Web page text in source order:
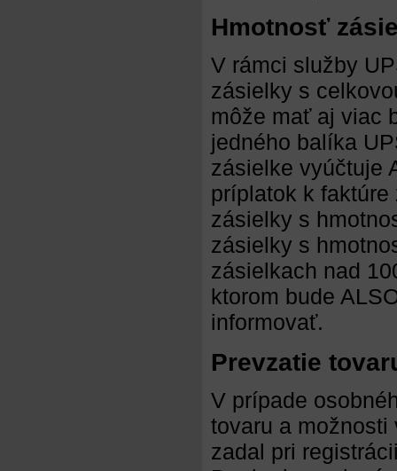
Hmotnosť
V rámci služby
zásielky s
môže mať aj viac
jedného balíka
zásielke vyúčtuje
príplatok k
zásielky s
zásielky s
zásielkach nad
ktorom bude
informovať.
Prevzatie
V prípade
tovaru a
zadal pri